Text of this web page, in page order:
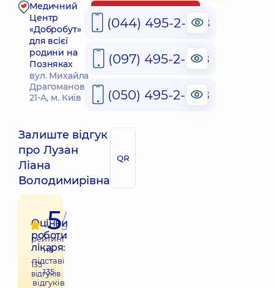
Медичний
Центр
«Добробут»
для всієї
родини на
Позняках
вул. Михайла
Драгоманова,
21-А, м. Київ
Залиште відгук
про Лузан
Ліана
Володимирівна
QR
Оцінки
роботи
лікаря:
135
відгуків
5/
5
рейтинг
на
підставі
135
відгуків
(044) 495-2-888
(097) 495-2-888
(050) 495-2-888